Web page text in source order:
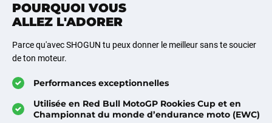
POURQUOI VOUS
ALLEZ L'ADORER
Parce qu'avec SHOGUN tu peux donner le meilleur sans te soucier
de ton moteur.
Performances exceptionnelles
Utilisée en Red Bull MotoGP Rookies Cup et en
Championnat du monde d’endurance moto (EWC)